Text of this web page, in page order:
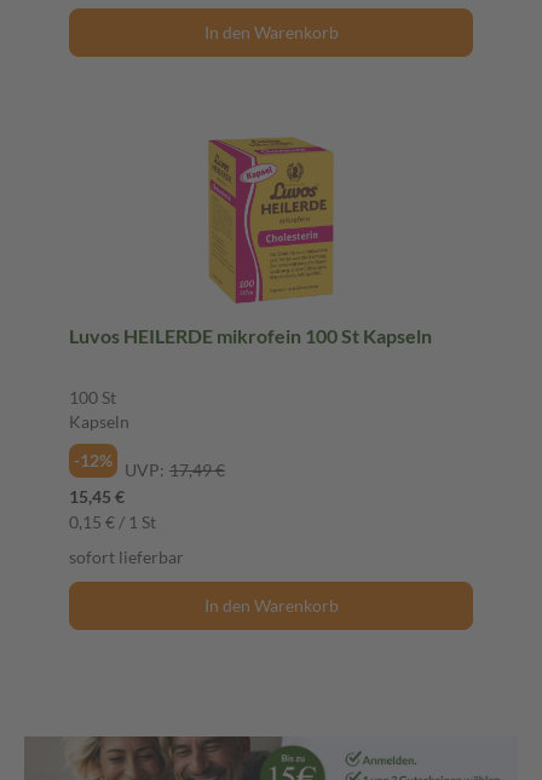
In den Warenkorb
Luvos HEILERDE mikrofein 100 St Kapseln
100 St
Kapseln
-12%
UVP: 17,49 €
15,45 €
0,15 € / 1 St
sofort lieferbar
In den Warenkorb